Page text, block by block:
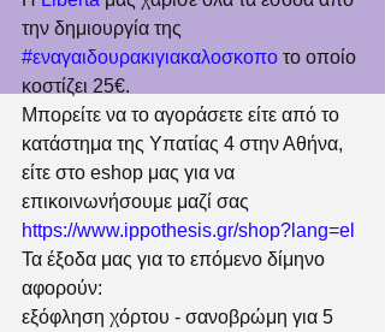
την δημιουργία της
#εναγαιδουρακιγιακαλοσκοπο το οποίο
κοστίζει 25€.
Μπορείτε να το αγοράσετε είτε από το
κατάστημα της Υπατίας 4 στην Αθήνα,
είτε στο eshop μας για να
επικοινωνήσουμε μαζί σας
https://www.ippothesis.gr/shop?lang=el
Τα έξοδα μας για το επόμενο δίμηνο
αφορούν:
εξόφληση χόρτου - σανοβρώμη για 5